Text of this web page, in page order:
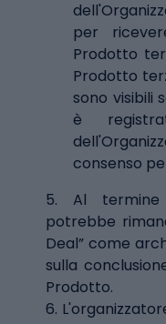
per
Prodotto
Prodotto
sono visibili
è
consenso
5. Al termine
potrebbe
Deal” come
sulla
Prodotto.
6.